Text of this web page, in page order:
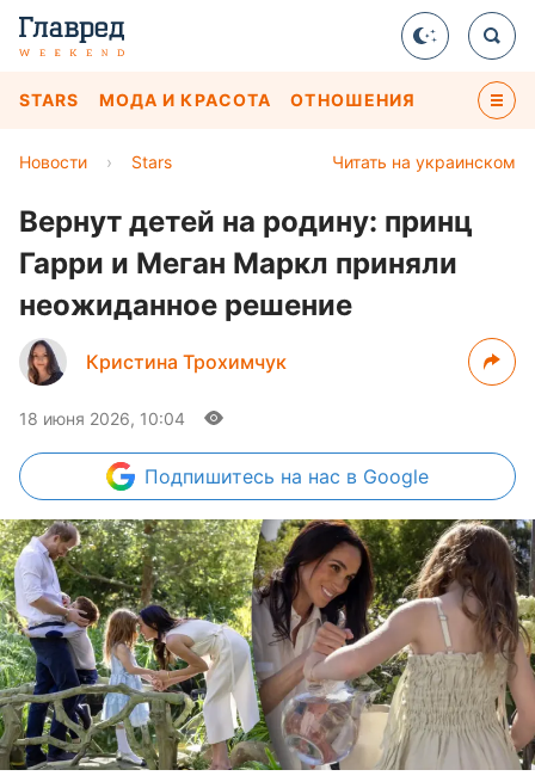
STARS МОДА И КРАСОТА ОТНОШЕНИЯ
Читать на украинском
Новости › Stars
Вернут детей на родину: принц
Гарри и Меган Маркл приняли
неожиданное решение
Кристина Трохимчук
18 июня 2026, 10:04
Подпишитесь на нас в Google